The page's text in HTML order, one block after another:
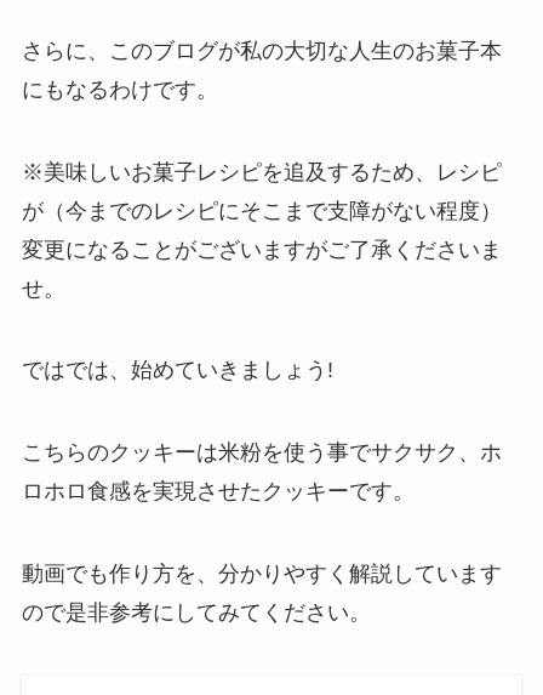
さらに、このブログが私の大切な人生のお菓子本
にもなるわけです。
※美味しいお菓子レシピを追及するため、レシピ
が（今までのレシピにそこまで支障がない程度）
変更になることがございますがご了承くださいま
せ。
ではでは、始めていきましょう!
こちらのクッキーは米粉を使う事でサクサク、ホ
ロホロ食感を実現させたクッキーです。
動画でも作り方を、分かりやすく解説しています
ので是非参考にしてみてください。